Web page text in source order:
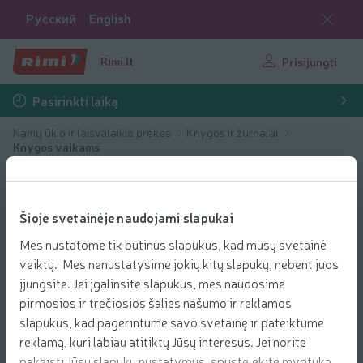
Šioje svetainėje naudojami slapukai
Mes nustatome tik būtinus slapukus, kad mūsų svetainė
veiktų. Mes nenustatysime jokių kitų slapukų, nebent juos
įjungsite. Jei įgalinsite slapukus, mes naudosime
pirmosios ir trečiosios šalies našumo ir reklamos
slapukus, kad pagerintume savo svetainę ir pateiktume
reklamą, kuri labiau atitiktų Jūsų interesus. Jei norite
Русский English
Rimi.lt Prisijungti
Pasirinkti laiką
Namų ūkio ir laisvalaikio prekės
Knygos ir žurnalai
Knygos vaikams